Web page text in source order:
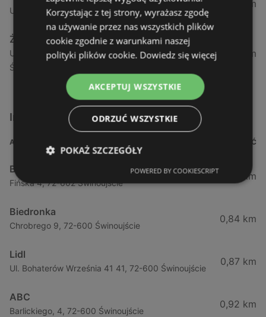
Ul. Armii Krajowej 12 / 1a, 72-600 Świnoujście
1,04 km
Żabka
Ul. Wybrzeże Wł. Iv 26/27 Lok. Lu, 72-600
Świnoujście
1,05 km
Inne sklepy Supermarkety w pobliżu
ADRES ODLEGŁOŚĆ
Biedronka
Fińska 4, 72-602 Świnoujście
0,23 km
Biedronka
Chrobrego 9, 72-600 Świnoujście
0,84 km
Lidl
Ul. Bohaterów Września 41 41, 72-600 Świnoujście
0,87 km
ABC
Barlickiego, 4, 72-600 Świnoujście
0,92 km
Korzystając z tej strony, wyrażasz zgodę
na używanie przez nas wszystkich plików
cookie zgodnie z warunkami naszej
polityki plików cookie. Dowiedz się więcej
AKCEPTUJ WSZYSTKIE
ODRZUĆ WSZYSTKIE
POKAŻ SZCZEGÓŁY
POWERED BY COOKIESCRIPT